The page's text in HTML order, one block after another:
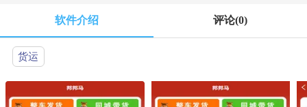
软件介绍 评论(0)
货运